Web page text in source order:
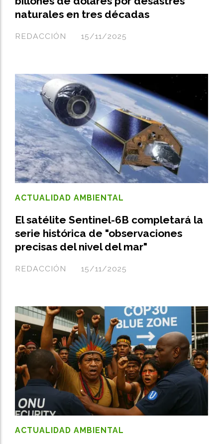
naturales en tres décadas
REDACCIÓN 15/11/2025
El satélite Sentinel-6B completará la
serie histórica de "observaciones
precisas del nivel del mar"
REDACCIÓN
ACTUALIDAD AMBIENTAL
15/11/2025
ACTUALIDAD AMBIENTAL